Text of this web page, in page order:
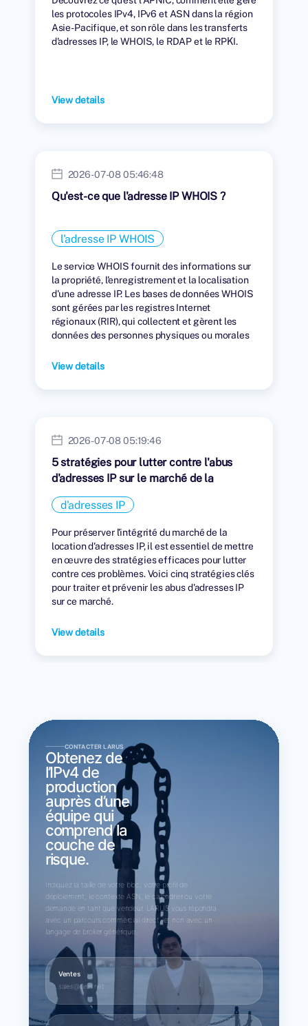
les protocoles IPv4, IPv6 et ASN dans la région
Asie-Pacifique, et son rôle dans les transferts
d'adresses IP, le WHOIS, le RDAP et le RPKI.
View details
2026-07-08 05:46:48
Qu'est-ce que l'adresse IP WHOIS ?
l'adresse IP WHOIS
Le service WHOIS fournit des informations sur
la propriété, l'enregistrement et la localisation
d'une adresse IP. Les bases de données WHOIS
sont gérées par les registres Internet
régionaux (RIR), qui collectent et gèrent les
données des personnes physiques ou morales
View details
2026-07-08 05:19:46
5 stratégies pour lutter contre l'abus
d'adresses IP sur le marché de la
location
d'adresses IP
Pour préserver l'intégrité du marché de la
location d'adresses IP, il est essentiel de mettre
en œuvre des stratégies efficaces pour lutter
contre ces problèmes. Voici cinq stratégies clés
pour traiter et prévenir les abus d'adresses IP
sur ce marché.
View details
CONTACTER LARUS
Obtenez de
l’IPv4 de
production
auprès d’une
équipe qui
comprend la
couche de
risque.
Indiquez la taille de votre bloc, votre profil de
déploiement, le contexte ASN, le calendrier ou votre
demande en tant que vendeur. LARUS vous répondra
avec un parcours commercial direct, et non avec un
langage de broker générique.
Ventes
sales@larus.net